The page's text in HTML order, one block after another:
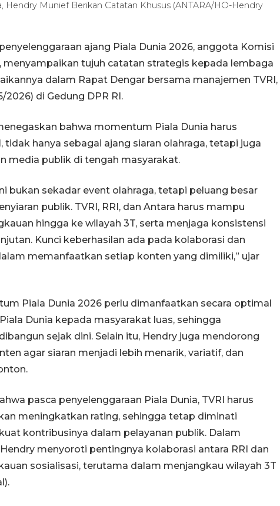
Hendry Munief Berikan Catatan Khusus (ANTARA/HO-Hendry
ajang Piala Dunia 2026, anggota Komisi
menyampaikan tujuh catatan strategis kepada lembaga
dalam Rapat Dengar bersama manajemen TVRI,
2026) di Gedung DPR RI.
bahwa momentum Piala Dunia harus
hanya sebagai ajang siaran olahraga, tetapi juga
media publik di tengah masyarakat.
bukan sekadar event olahraga, tetapi peluang besar
publik. TVRI, RRI, dan Antara harus mampu
hingga ke wilayah 3T, serta menjaga konsistensi
Kunci keberhasilan ada pada kolaborasi dan
memanfaatkan setiap konten yang dimiliki,” ujar
Piala Dunia 2026 perlu dimanfaatkan secara optimal
Dunia kepada masyarakat luas, sehingga
sejak dini. Selain itu, Hendry juga mendorong
agar siaran menjadi lebih menarik, variatif, dan
pasca penyelenggaraan Piala Dunia, TVRI harus
meningkatkan rating, sehingga tetap diminati
kontribusinya dalam pelayanan publik. Dalam
menyoroti pentingnya kolaborasi antara RRI dan
sosialisasi, terutama dalam menjangkau wilayah 3T